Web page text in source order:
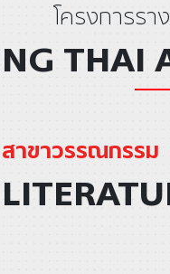
โครงการรา
THAI
สาขาวรรณกรรม